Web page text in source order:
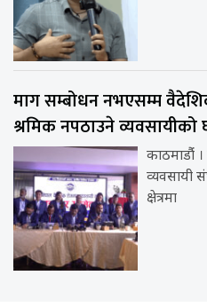
माग सम्बोधन नभएसम्म
श्रमिक नपठाउने व्यवसायीको
काठमाडौंं
व्यवसायी
क्षेत्रमा